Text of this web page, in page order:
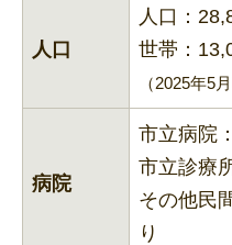
人口
人口：
世帯：
（2025年5
病院
市立病院
市立診療
その他民
り